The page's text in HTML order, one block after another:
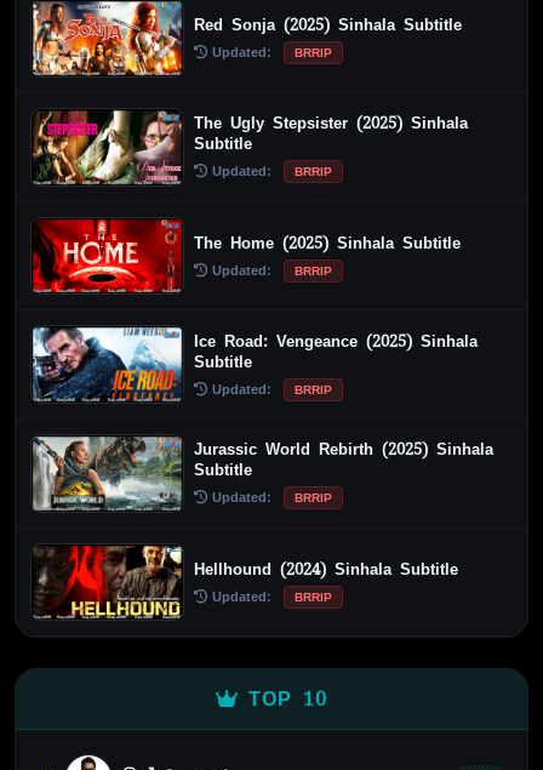
Red Sonja (2025) Sinhala Subtitle
Updated: BRRIP
The Ugly Stepsister (2025) Sinhala
Subtitle
Updated: BRRIP
The Home (2025) Sinhala Subtitle
Updated: BRRIP
Ice Road: Vengeance (2025) Sinhala
Subtitle
Updated: BRRIP
Jurassic World Rebirth (2025) Sinhala
Subtitle
Updated: BRRIP
Hellhound (2024) Sinhala Subtitle
Updated: BRRIP
TOP 10